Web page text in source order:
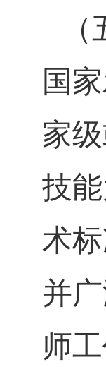
国
家
技
术
并
师